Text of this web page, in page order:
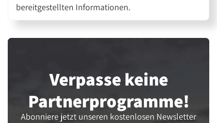
bereitgestellten Informationen.
Verpasse keine
Partner­programme!
Abonniere jetzt unseren kostenlosen Newsletter